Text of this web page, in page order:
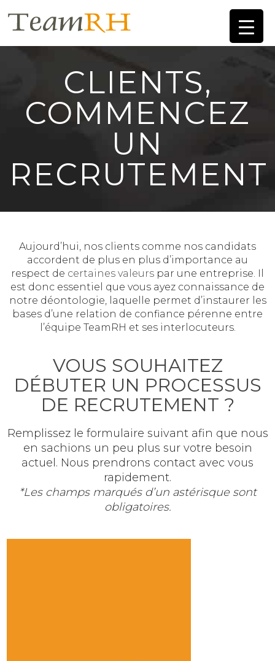
CLIENTS,
COMMENCEZ
UN
RECRUTEMENT
Aujourd’hui, nos clients comme nos candidats
accordent de plus en plus d’importance au
respect de certaines valeurs par une entreprise. Il
est donc essentiel que vous ayez connaissance de
notre déontologie, laquelle permet d’instaurer les
bases d’une relation de confiance pérenne entre
l’équipe TeamRH et ses interlocuteurs.
VOUS SOUHAITEZ
DÉBUTER UN PROCESSUS
DE RECRUTEMENT ?
Remplissez le formulaire suivant afin que nous
en sachions un peu plus sur votre besoin
actuel. Nous prendrons contact avec vous
rapidement.
*Les champs marqués d’un astérisque sont
obligatoires.